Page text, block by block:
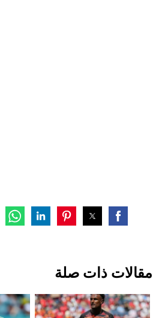
مقالات ذات صلة